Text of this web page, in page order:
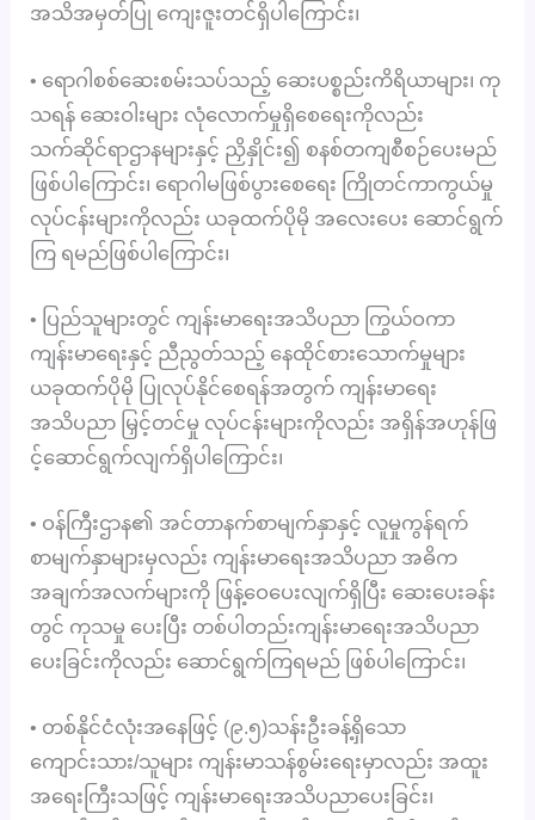
အသိအမှတ်ပြု ကျေးဇူးတင်ရှိပါကြောင်း၊
• ရောဂါစစ်ဆေးစမ်းသပ်သည့် ဆေးပစ္စည်းကိရိယာများ၊ ကု
သရန် ဆေးဝါးများ လုံလောက်မှုရှိစေရေးကိုလည်း
သက်ဆိုင်ရာဌာနများနှင့် ညှိနှိုင်း၍ စနစ်တကျစီစဉ်ပေးမည်
ဖြစ်ပါကြောင်း၊ ရောဂါမဖြစ်ပွားစေရေး ကြိုတင်ကာကွယ်မှု
လုပ်ငန်းများကိုလည်း ယခုထက်ပိုမို အလေးပေး ဆောင်ရွက်
ကြ ရမည်ဖြစ်ပါကြောင်း၊
• ပြည်သူများတွင် ကျန်းမာရေးအသိပညာ ကြွယ်ဝကာ
ကျန်းမာရေးနှင့် ညီညွတ်သည့် နေထိုင်စားသောက်မှုများ
ယခုထက်ပိုမို ပြုလုပ်နိုင်စေရန်အတွက် ကျန်းမာရေး
အသိပညာ မြှင့်တင်မှု လုပ်ငန်းများကိုလည်း အရှိန်အဟုန်ဖြ
င့်ဆောင်ရွက်လျက်ရှိပါကြောင်း၊
• ဝန်ကြီးဌာန၏ အင်တာနက်စာမျက်နှာနှင့် လူမှုကွန်ရက်
စာမျက်နှာများမှလည်း ကျန်းမာရေးအသိပညာ အဓိက
အချက်အလက်များကို ဖြန့်ဝေပေးလျက်ရှိပြီး ဆေးပေးခန်း
တွင် ကုသမှု ပေးပြီး တစ်ပါတည်းကျန်းမာရေးအသိပညာ
ပေးခြင်းကိုလည်း ဆောင်ရွက်ကြရမည် ဖြစ်ပါကြောင်း၊
• တစ်နိုင်ငံလုံးအနေဖြင့် (၉.၅)သန်းဦးခန့်ရှိသော
ကျောင်းသား/သူများ ကျန်းမာသန်စွမ်းရေးမှာလည်း အထူး
အရေးကြီးသဖြင့် ကျန်းမာရေးအသိပညာပေးခြင်း၊